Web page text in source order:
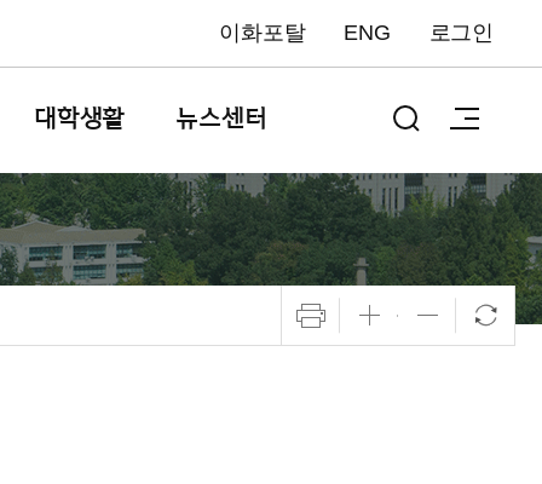
이화포탈 ENG 로그인
대학생활 뉴스센터